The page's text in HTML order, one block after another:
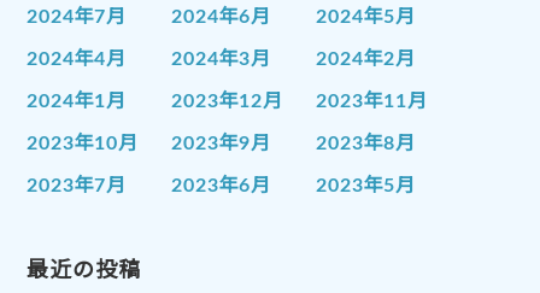
2024年7月 2024年6月 2024年5月
2024年4月 2024年3月 2024年2月
2024年1月 2023年12月 2023年11月
2023年10月 2023年9月 2023年8月
2023年7月 2023年6月 2023年5月
2023年1月
最近の投稿